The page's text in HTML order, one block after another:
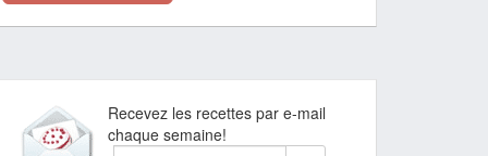
Recevez les recettes par e-mail
chaque semaine!